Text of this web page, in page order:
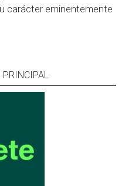
carácter eminentemente
PRINCIPAL